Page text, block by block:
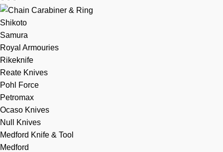
Shikoto
Samura
Royal Armouries
Rikeknife
Reate Knives
Pohl Force
Petromax
Ocaso Knives
Null Knives
Medford Knife & Tool
Medford